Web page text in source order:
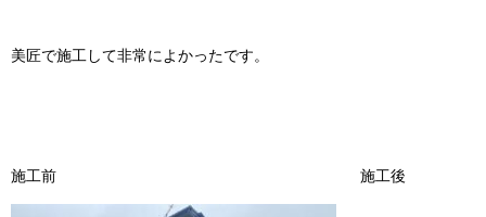
美匠で施工して非常によかったです。
施工前 施工後